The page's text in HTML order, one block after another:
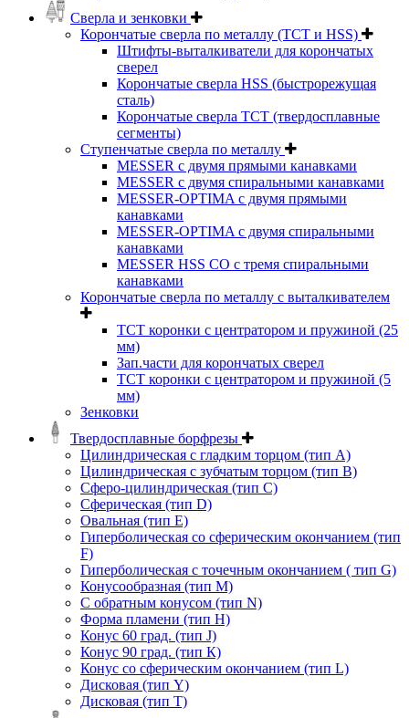
Сверла и зенковки
Корончатые сверла по металлу (TCT и HSS)
Штифты-выталкиватели для корончатых
сверел
Корончатые сверла HSS (быстрорежущая
сталь)
Корончатые сверла TCT (твердосплавные
сегменты)
Ступенчатые сверла по металлу
MESSER с двумя прямыми канавками
MESSER с двумя спиральными канавками
MESSER-OPTIMA с двумя прямыми
канавками
MESSER-OPTIMA с двумя спиральными
канавками
MESSER HSS CО с тремя спиральными
канавками
Корончатые сверла по металлу c выталкивателем
ТСТ коронки с центратором и пружиной (25
мм)
Зап.части для корончатых сверел
ТСТ коронки с центратором и пружиной (5
мм)
Зенковки
Твердосплавные борфрезы
Цилиндрическая с гладким торцом (тип А)
Цилиндрическая с зубчатым торцом (тип В)
Сферо-цилиндрическая (тип С)
Сферическая (тип D)
Овальная (тип Е)
Гиперболическая со сферическим окончанием (тип
F)
Гиперболическая с точечным окончанием ( тип G)
Конусообразная (тип М)
C обратным конусом (тип N)
Форма пламени (тип H)
Конус 60 град. (тип J)
Конус 90 град. (тип К)
Конус со сферическим окончанием (тип L)
Дисковая (тип Y)
Дисковая (тип Т)